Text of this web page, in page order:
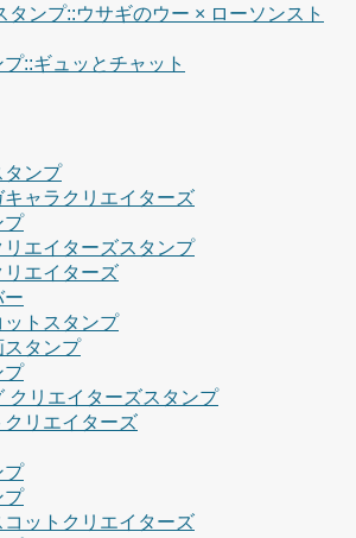
タンプ::ウサギのウー × ローソンスト
::ギュッとチャット
タンプ
ャラクリエイターズ
プ
エイターズスタンプ
リエイターズ
ー
ットスタンプ
スタンプ
プ
クリエイターズスタンプ
リエイターズ
プ
プ
ットクリエイターズ